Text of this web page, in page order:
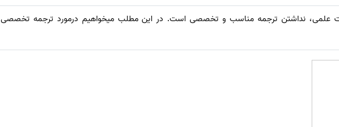
علمی، نداشتن ترجمه مناسب و تخصصی است. در این مطلب میخواهیم درمورد ترجمه تخصصی